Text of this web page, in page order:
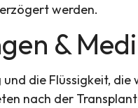
werden.
&
die Flüssigkeit,
nach der